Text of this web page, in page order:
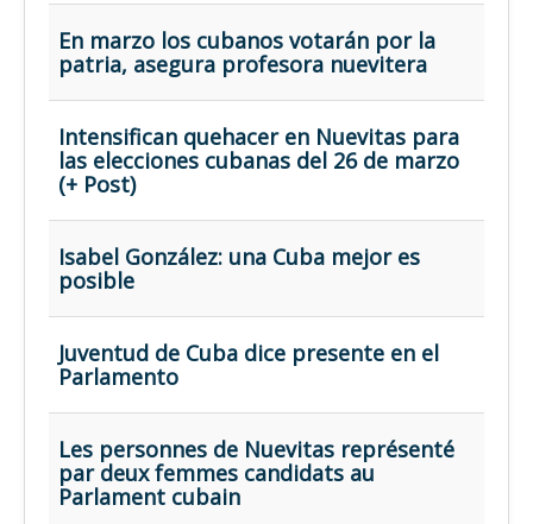
En marzo los cubanos votarán por la
patria, asegura profesora nuevitera
Intensifican quehacer en Nuevitas para
las elecciones cubanas del 26 de marzo
(+ Post)
Isabel González: una Cuba mejor es
posible
Juventud de Cuba dice presente en el
Parlamento
Les personnes de Nuevitas représenté
par deux femmes candidats au
Parlament cubain